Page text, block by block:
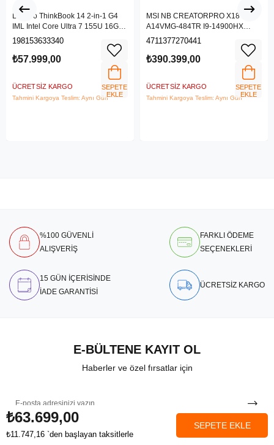
₺63.699,00
₺11.747,16 `den başlayan taksitlerle
Lenovo ThinkBook 14 2-in-1 G4
IML Intel Core Ultra 7 155U 16GB
512GB SSD 14" WUXGA IPS
Panel Freedos Dokunmatik Ekran
Laptop 21MX002VTR
198153633340
₺57.999,00
ÜCRETSIZ KARGO
Tahmini Kargoya Teslim: Aynı Gün
SEPETE
EKLE
MSI NB CREATORPRO X18 HX
A14VMG-484TR I9-14900HX
128GB DDR5 RTX5000 ADA
GDDR6 16GB 4TB SSD 18.0
UHD+
4711377270441
₺390.399,00
ÜCRETSIZ KARGO
Tahmini Kargoya Teslim: Aynı Gün
SEPETE
EKLE
%100 GÜVENLİ
ALIŞVERİŞ
FARKLI ÖDEME
SEÇENEKLERİ
15 GÜN İÇERİSİNDE
İADE GARANTİSİ
ÜCRETSİZ KARGO
E-BÜLTENE KAYIT OL
Haberler ve özel fırsatlar için
Kaydolarak Şartlar ve Koşullarımızı ve Gizlilik Politikamızı kabul etmiş
Anasayfa Favorilerim Sepetim